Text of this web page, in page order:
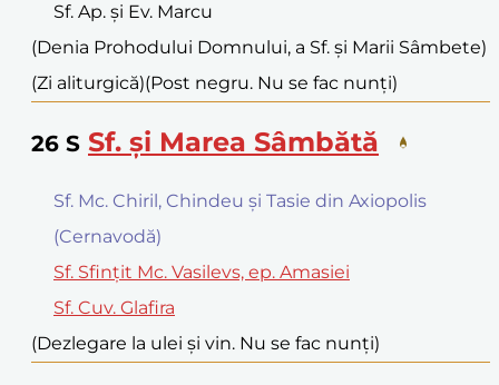
Sf. Ap. și Ev. Marcu
(Denia Prohodului Domnului, a Sf. și Marii Sâmbete)
(Zi aliturgică)(Post negru. Nu se fac nunți)
26 S Sf. și Marea Sâmbătă
Sf. Mc. Chiril, Chindeu și Tasie din Axiopolis
(Cernavodă)
Sf. Sfințit Mc. Vasilevs, ep. Amasiei
Sf. Cuv. Glafira
(Dezlegare la ulei și vin. Nu se fac nunți)